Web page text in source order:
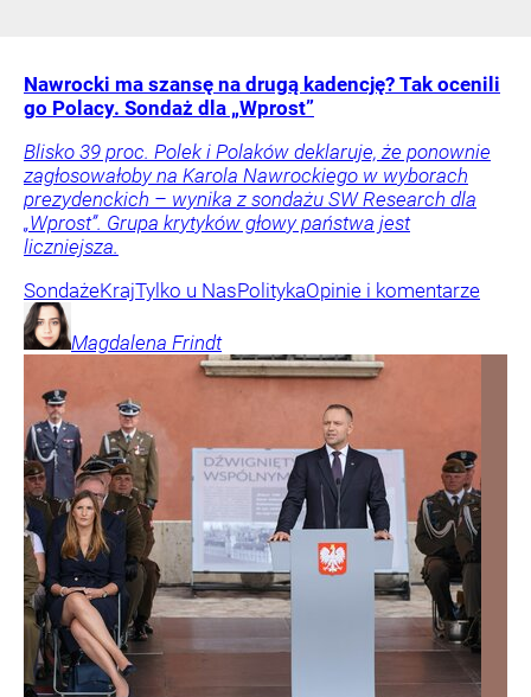
Nawrocki ma szansę na drugą kadencję? Tak ocenili
go Polacy. Sondaż dla „Wprost”
Blisko 39 proc. Polek i Polaków deklaruje, że ponownie
zagłosowałoby na Karola Nawrockiego w wyborach
prezydenckich – wynika z sondażu SW Research dla
„Wprost”. Grupa krytyków głowy państwa jest
liczniejsza.
SondażeKrajTylko u NasPolitykaOpinie i komentarze
Magdalena Frindt